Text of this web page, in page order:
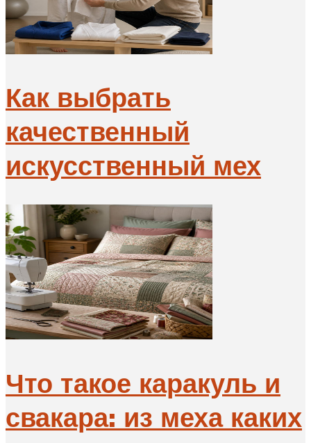
Как выбрать
качественный
искусственный мех
Что такое каракуль и
свакара: из меха каких